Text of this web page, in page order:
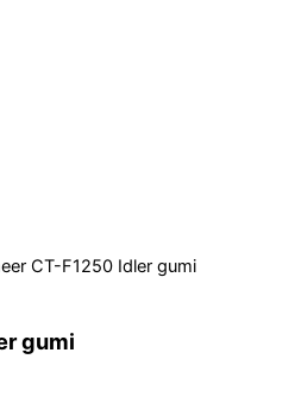
CT-F1250 Idler gumi
gumi